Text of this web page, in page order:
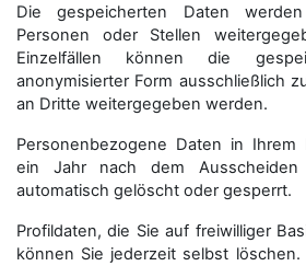
Die gespeicherten Daten
Personen oder Stellen
Einzelfällen können die
anonymisierter Form aus­schließ­lich
an Dritte weitergegeben werden.
Personenbezogene Daten in Ihrem
ein Jahr nach dem
automatisch gelöscht oder gesperrt.
Profildaten, die Sie auf freiwilliger
können Sie jederzeit selbst